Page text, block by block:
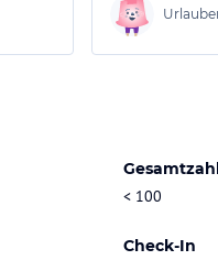
< 100
Check-In